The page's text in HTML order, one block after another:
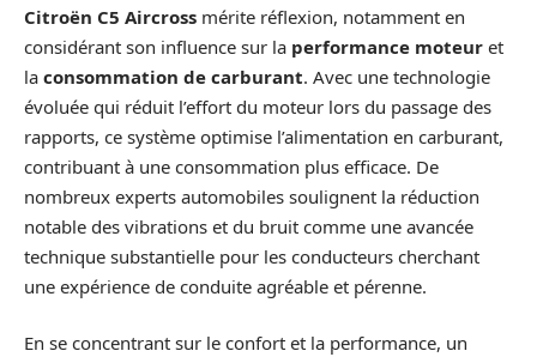
Citroën C5 Aircross mérite réflexion, notamment en
considérant son influence sur la performance moteur et
la consommation de carburant. Avec une technologie
évoluée qui réduit l’effort du moteur lors du passage des
rapports, ce système optimise l’alimentation en carburant,
contribuant à une consommation plus efficace. De
nombreux experts automobiles soulignent la réduction
notable des vibrations et du bruit comme une avancée
technique substantielle pour les conducteurs cherchant
une expérience de conduite agréable et pérenne.
En se concentrant sur le confort et la performance, un